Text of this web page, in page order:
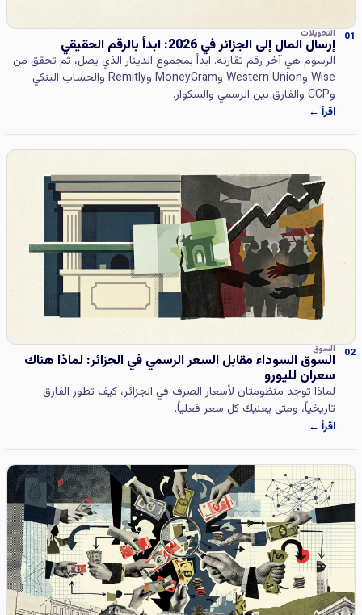
01 التحويلات
إرسال المال إلى الجزائر في 2026: ابدأ بالرقم الحقيقي
الرسوم هي آخر رقم تقارنه. ابدأ بمجموع الدينار الذي يصل، ثم تحقق من
Wise وWestern Union وMoneyGram وRemitly والحساب البنكي
وCCP والفارق بين الرسمي والسكوار.
اقرأ ←
02 السوق
السوق السوداء مقابل السعر الرسمي في الجزائر: لماذا هناك
سعران لليورو
لماذا توجد منظومتان لأسعار الصرف في الجزائر، كيف تطور الفارق
تاريخياً، ومتى يعنيك كل سعر فعلياً.
اقرأ ←